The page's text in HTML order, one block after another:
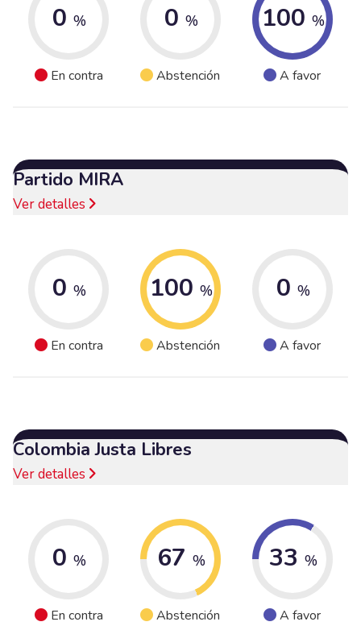
0 %
En contra
0 %
Abstención
100 %
A favor
Partido MIRA
Ver detalles
0 %
En contra
100 %
Abstención
0 %
A favor
Colombia Justa Libres
Ver detalles
0 %
En contra
67 %
Abstención
33 %
A favor